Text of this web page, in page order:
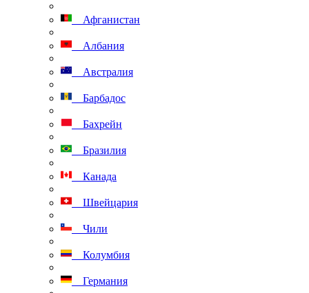
Афганистан
Албания
Австралия
Барбадос
Бахрейн
Бразилия
Канада
Швейцария
Чили
Колумбия
Германия